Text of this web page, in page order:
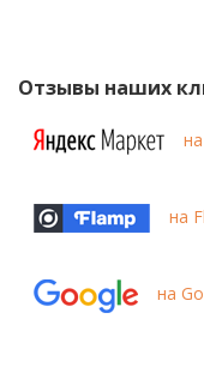
Отзывы наших
на
на